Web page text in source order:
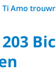
Ti Amo
Bic